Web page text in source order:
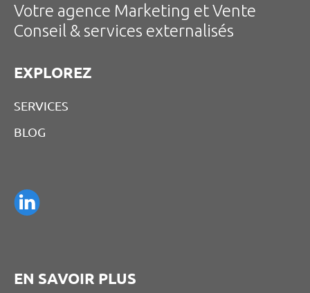
Votre agence Marketing et Vente
Conseil & services externalisés
EXPLOREZ
SERVICES
BLOG
EN SAVOIR PLUS